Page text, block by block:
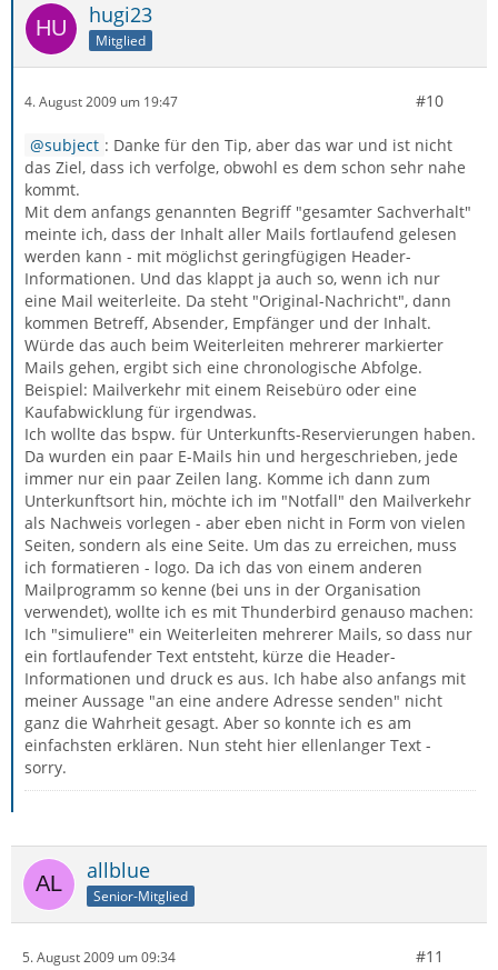
hugi23
Mitglied
4. August 2009 um 19:47 #10
subject : Danke für den Tip, aber das war und ist nicht
das Ziel, dass ich verfolge, obwohl es dem schon sehr nahe
kommt.
Mit dem anfangs genannten Begriff "gesamter Sachverhalt"
meinte ich, dass der Inhalt aller Mails fortlaufend gelesen
werden kann - mit möglichst geringfügigen Header-
Informationen. Und das klappt ja auch so, wenn ich nur
eine Mail weiterleite. Da steht "Original-Nachricht", dann
kommen Betreff, Absender, Empfänger und der Inhalt.
Würde das auch beim Weiterleiten mehrerer markierter
Mails gehen, ergibt sich eine chronologische Abfolge.
Beispiel: Mailverkehr mit einem Reisebüro oder eine
Kaufabwicklung für irgendwas.
Ich wollte das bspw. für Unterkunfts-Reservierungen haben.
Da wurden ein paar E-Mails hin und hergeschrieben, jede
immer nur ein paar Zeilen lang. Komme ich dann zum
Unterkunftsort hin, möchte ich im "Notfall" den Mailverkehr
als Nachweis vorlegen - aber eben nicht in Form von vielen
Seiten, sondern als eine Seite. Um das zu erreichen, muss
ich formatieren - logo. Da ich das von einem anderen
Mailprogramm so kenne (bei uns in der Organisation
verwendet), wollte ich es mit Thunderbird genauso machen:
Ich "simuliere" ein Weiterleiten mehrerer Mails, so dass nur
ein fortlaufender Text entsteht, kürze die Header-
Informationen und druck es aus. Ich habe also anfangs mit
meiner Aussage "an eine andere Adresse senden" nicht
ganz die Wahrheit gesagt. Aber so konnte ich es am
einfachsten erklären. Nun steht hier ellenlanger Text -
sorry.
allblue
Senior-Mitglied
5. August 2009 um 09:34 #11